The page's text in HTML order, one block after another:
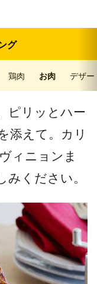
グ
鶏肉 お肉 デザー
ピリッとハー
添えて。カリ
ィニョンま
ください。